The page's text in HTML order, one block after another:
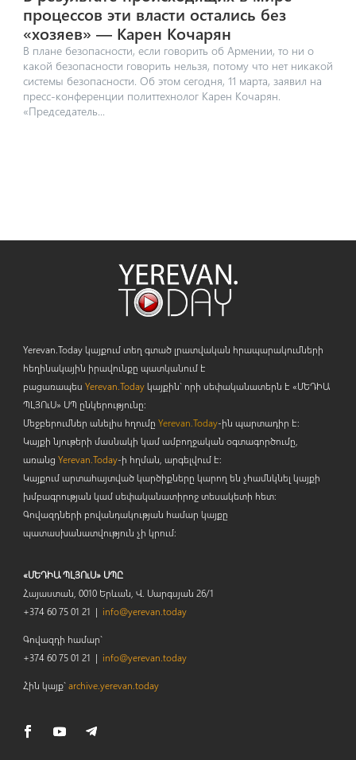
процессов эти власти остались без
«хозяев» — Карен Кочарян
В плане безопасности, если говорить об Армении, то ни о
какой безопасности говорить нельзя, потому что нет никакой
системы безопасности. Об этом сегодня, 11 марта, заявил на
пресс-конференции политтехнолог Карен Кочарян.
«Председатель...
Yerevan.Today կայքում տեղ գտած լրատվական հրապարակումների
հեղինակային իրավունքը պատկանում է
բացառապես Yerevan.Todayկայքին` որի սեփականատերն է «ՄԵԴԻԱ
ՊԼՅՈւՍ» ՍՊ ընկերությունը։
Մեջբերումներ անելիս հղումը Yerevan.Today-ին պարտադիր է:
Կայքի նյութերի մասնակի կամ ամբողջական օգտագործումը,
առանց Yerevan.Today-ի հղման, արգելվում է:
Կայքում արտահայտված կարծիքները կարող են չհամնկնել կայքի
խմբագրության կամ սեփականատիրոջ տեսակետի հետ:
Գովազդների բովանդակության համար կայքը
պատասխանատվություն չի կրում:
«ՄԵԴԻԱ ՊԼՅՈւՍ» ՍՊԸ
Հայաստան, 0010 Երևան, Վ. Սարգսյան 26/1
+374 60 75 01 21 | info@yerevan.today
Գովազդի համար`
+374 60 75 01 21 | info@yerevan.today
Հին կայք`archive.yerevan.today